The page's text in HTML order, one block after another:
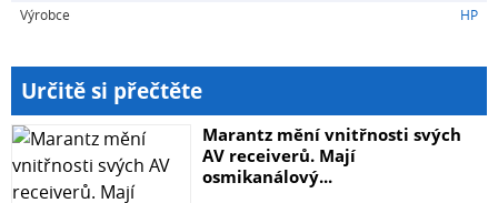
Výrobce
HP
Určitě si přečtěte
Marantz mění vnitřnosti svých
AV receiverů. Mají
osmikanálový...